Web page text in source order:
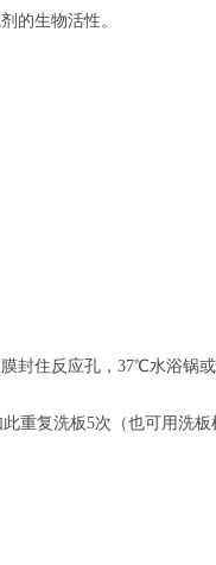
的生物活性。
封住反应孔，37℃水浴锅
重复洗板5次（也可用洗板